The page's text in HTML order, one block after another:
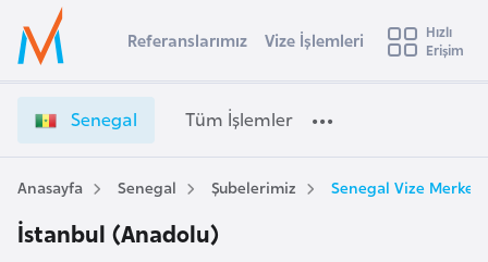
Ülke Seçimi
Başvuru yapmak istediğiniz ülkeyi seçin
Üye
Girişi
e
e
g
a
V
e
t
Referanslarımız Vize İşlemleri
Hızlı
Erişim
Senegal Tüm İşlemler
Anasayfa Senegal Şubelerimiz Senegal Vize
İstanbul (Anadolu)
s
t
r
a